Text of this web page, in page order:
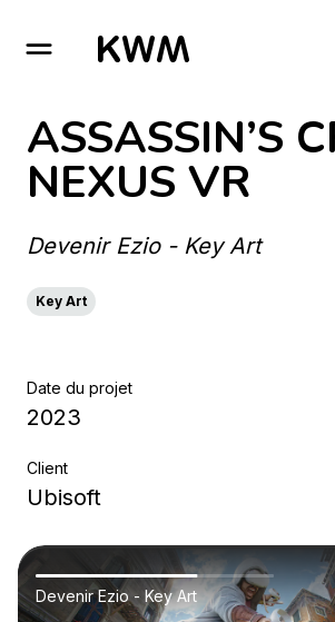
GO TO HOMEPAGE
ASSASSIN’S
NEXUS VR
Devenir Ezio - Key Art
Key Art
Date du projet
2023
Client
Ubisoft
Devenir Ezio - Key Art